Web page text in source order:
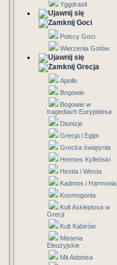
Yggdrasil
Goci
Polscy Goci
Wierzenia Gotów
Grecja
Apollo
Bogowie
Bogowie w
tragediach Eurypidesa
Dionizje
Grecja i Egipt
Grecka świątynia
Hermes Kylleński
Hestia i Westa
Kadmos i Harmonia
Kosmogonia
Kult Asklepiosa w
Grecji
Kult Kabirów
Misteria
Eleuzyjskie
Mit Adonisa